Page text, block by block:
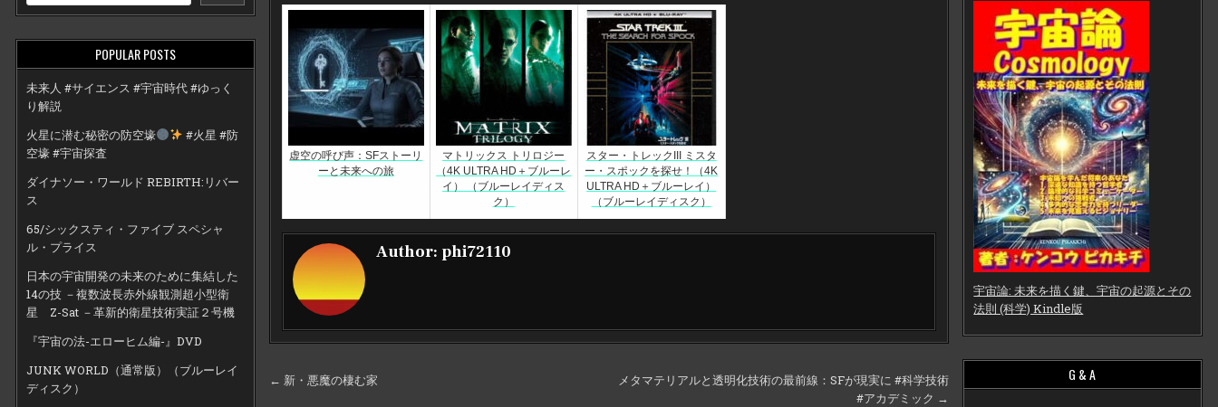
POPULAR POSTS
未来人 #サイエンス #宇宙時代 #ゆっく
り解説
火星に潜む秘密の防空壕
#火星 #防
空壕 #宇宙探査
ダイナソー・ワールド REBIRTH:リバー
ス
65/シックスティ・ファイブ スペシャ
ル・プライス
日本の宇宙開発の未来のために集結した
14の技 －複数波長赤外線観測超小型衛
星 Z-Sat －革新的衛星技術実証２号機
『宇宙の法-エローヒム編-』DVD
JUNK WORLD（通常版）（ブルーレイ
ディスク）
虚空の呼び声：SFストーリ
ーと未来への旅
マトリックス トリロジー
（4K ULTRA HD＋ブルーレ
イ） （ブルーレイディス
ク）
スター・トレックIII ミスタ
ー・スポックを探せ！（4K
ULTRA HD＋ブルーレイ）
（ブルーレイディスク）
Author: phi72110
投
メタマテリアルと透明化技術の最前線：SFが現実に #科学技術
#アカデミック →
← 新・悪魔の棲む家
宇宙論: 未来を描く鍵、宇宙の起源とその
法則 (科学) Kindle版
G & A